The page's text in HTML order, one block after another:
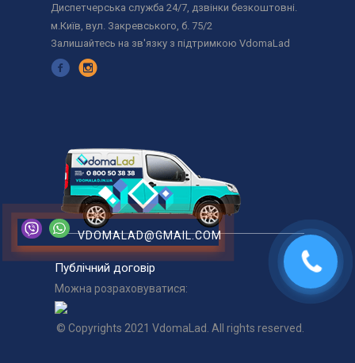
Диспетчерська служба 24/7, дзвінки безкоштовні.
м.Київ, вул. Закревського, б. 75/2
Залишайтесь на зв'язку з підтримкою VdomaLad
VDOMALAD@GMAIL.COM
Публічний договір
Можна розраховуватися:
© Copyrights 2021 VdomaLad. All rights reserved.